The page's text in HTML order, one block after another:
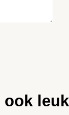
leuk